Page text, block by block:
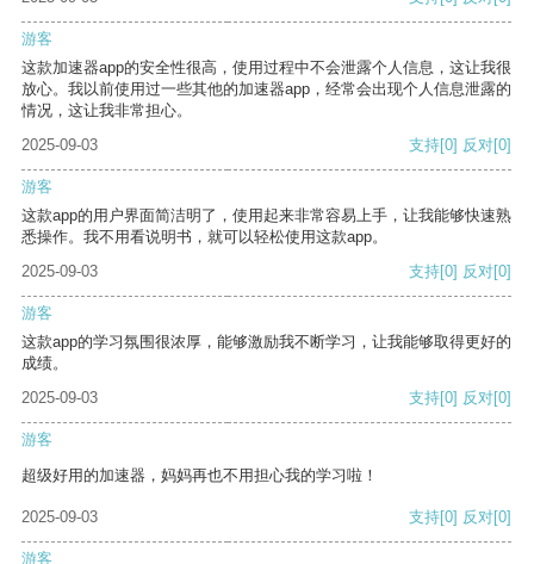
游客
这款加速器app的安全性很高，使用过程中不会泄露个人信息，这让我很
放心。我以前使用过一些其他的加速器app，经常会出现个人信息泄露的
情况，这让我非常担心。
2025-09-03
支持[0] 反对[0]
游客
这款app的用户界面简洁明了，使用起来非常容易上手，让我能够快速熟
悉操作。我不用看说明书，就可以轻松使用这款app。
2025-09-03
支持[0] 反对[0]
游客
这款app的学习氛围很浓厚，能够激励我不断学习，让我能够取得更好的
成绩。
2025-09-03
支持[0] 反对[0]
游客
超级好用的加速器，妈妈再也不用担心我的学习啦！
2025-09-03 支持[0] 反对[0]
游客